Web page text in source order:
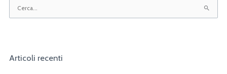
a
Articoli recenti